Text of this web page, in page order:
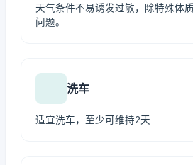
天气条件不易诱发过敏，除特殊体
问题。
洗车
适宜洗车，至少可维持2天